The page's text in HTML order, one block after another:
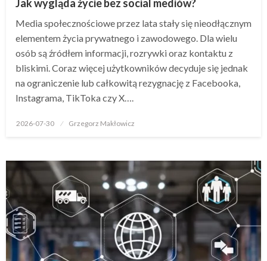
Jak wygląda życie bez social mediów?
Media społecznościowe przez lata stały się nieodłącznym
elementem życia prywatnego i zawodowego. Dla wielu
osób są źródłem informacji, rozrywki oraz kontaktu z
bliskimi. Coraz więcej użytkowników decyduje się jednak
na ograniczenie lub całkowitą rezygnację z Facebooka,
Instagrama, TikToka czy X….
Opublikowane
2026-07-30 Grzegorz Makłowicz